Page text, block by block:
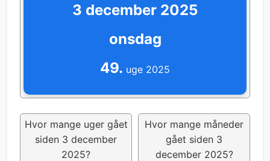
3 december 2025
onsdag
49. uge 2025
Hvor mange uger gået
siden 3 december
2025?
Hvor mange måneder
gået siden 3
december 2025?